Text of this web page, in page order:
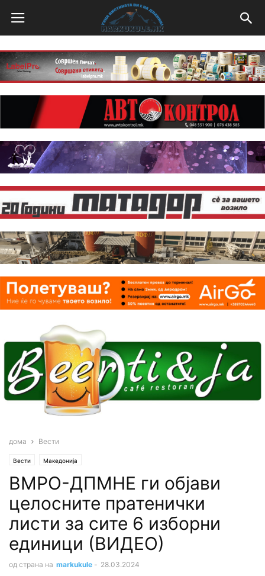
дома Вести
Вести Македонија
ВМРО-ДПМНЕ ги објави
целосните пратенички
листи за сите 6 изборни
единици (ВИДЕО)
од страна на markukule - 28.03.2024